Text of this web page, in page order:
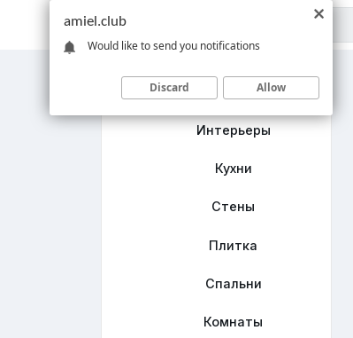
Главная
Интерьеры
Кухни
Стены
Плитка
Спальни
Комнаты
amiel.club
Would like to send you notifications
Discard Allow